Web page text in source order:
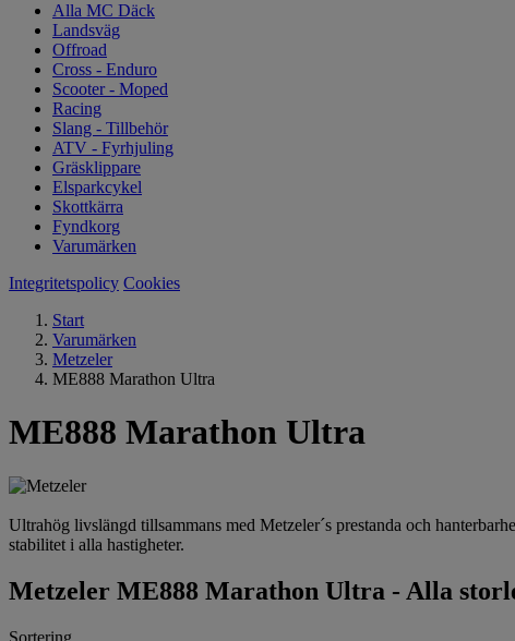
Alla MC Däck
Landsväg
Offroad
Cross - Enduro
Scooter - Moped
Racing
Slang - Tillbehör
ATV - Fyrhjuling
Gräsklippare
Elsparkcykel
Skottkärra
Fyndkorg
Varumärken
Integritetspolicy Cookies
Start
Varumärken
Metzeler
ME888 Marathon Ultra
ME888 Marathon Ultra
Ultrahög livslängd tillsammans med Metzeler´s prestanda och
stabilitet i alla hastigheter.
Metzeler ME888 Marathon Ultra - Alla
Sortering